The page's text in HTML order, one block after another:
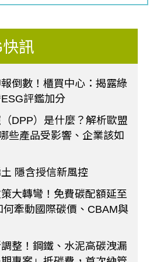
訊
倒數！櫃買中心：揭露綠
評鑑加分
DPP）是什麼？解析歐盟
些產品受影響、企業該如
隱含授信新風控
大轉彎！免費碳配額延至
何牽動國際碳價、CBAM與
整！鋼鐵、水泥高碳洩漏